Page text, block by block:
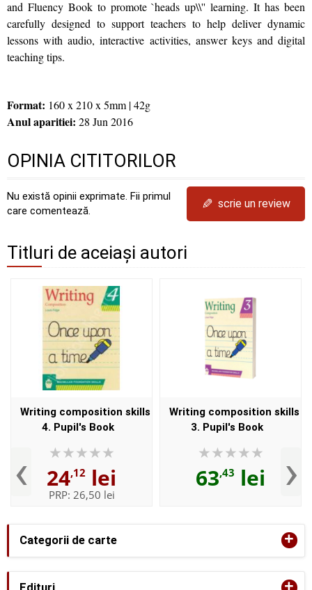
Categorii de carte +
Edituri
and Fluency Book to promote `heads up\\'' learning. It has been
carefully designed to support teachers to help deliver dynamic
lessons with audio, interactive activities, answer keys and digital
teaching tips.
Format: 160 x 210 x 5mm | 42g
Anul aparitiei: 28 Jun 2016
OPINIA CITITORILOR
Nu există opinii exprimate. Fii primul
care comentează.
✎ scrie un review
Titluri de aceiași autori
‹
Writing composition skills
4. Pupil's Book
24,12 lei
PRP: 26,50 lei
Writing composition skills
3. Pupil's Book
63,43 lei ›